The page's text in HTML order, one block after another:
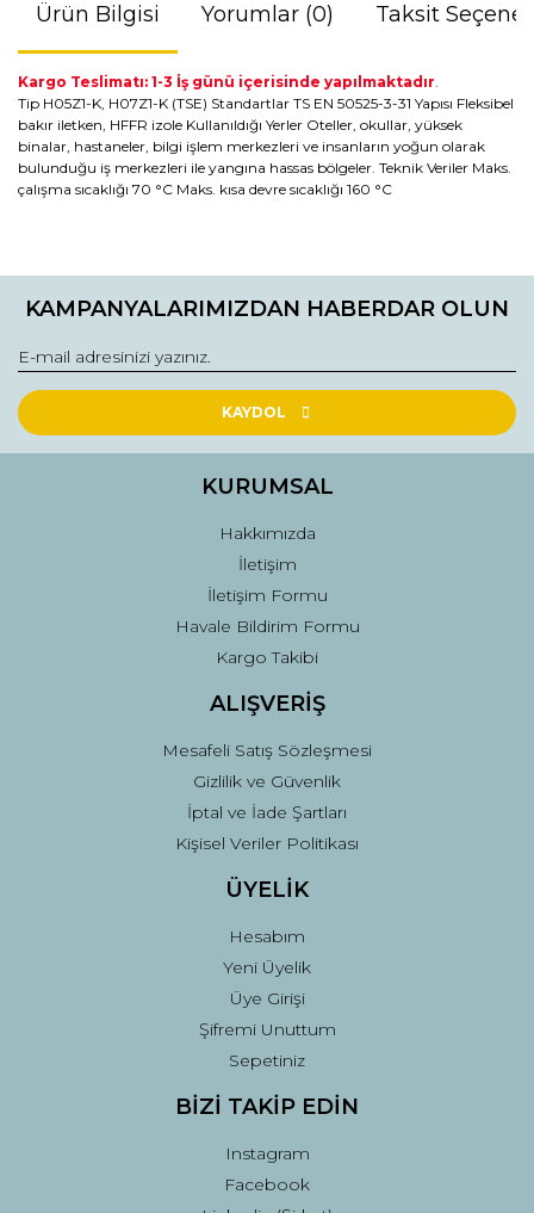
Ürün Bilgisi Yorumlar (0) Taksit
Kargo Teslimatı: 1-3 İş günü içerisinde yapılmaktadır.
Tip H05Z1-K, H07Z1-K (TSE) Standartlar TS EN 50525-3-31 Yapısı Fleksibel
bakır iletken, HFFR izole Kullanıldığı Yerler Oteller, okullar, yüksek
binalar, hastaneler, bilgi işlem merkezleri ve insanların yoğun olarak
bulunduğu iş merkezleri ile yangına hassas bölgeler. Teknik Veriler Maks.
çalışma sıcaklığı 70 °C Maks. kısa devre sıcaklığı 160 °C
konularda yetersiz gördüğünüz noktaları öneri formunu
Görüş ve önerileriniz için teşekkür ederiz.
Ürün resmi kalitesiz, bozuk veya görüntülenemiyor.
Ürün açıklamasında eksik bilgiler bulunuyor.
Ürün fiyatı diğer sitelerden daha pahalı.
Gönder
KAMPANYALARIMIZDAN HABERDAR OLUN
KAYDOL
KURUMSAL
Hakkımızda
İletişim
İletişim Formu
Havale Bildirim Formu
Kargo Takibi
ALIŞVERİŞ
Mesafeli Satış Sözleşmesi
Gizlilik ve Güvenlik
İptal ve İade Şartları
Kişisel Veriler Politikası
ÜYELİK
Hesabım
Yeni Üyelik
Üye Girişi
Şifremi Unuttum
Sepetiniz
BİZİ TAKİP EDİN
Instagram
Facebook